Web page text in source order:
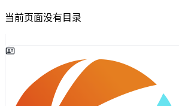
当前页面没有目录